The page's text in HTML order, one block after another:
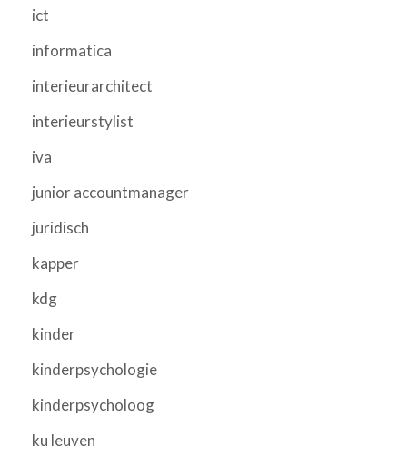
ict
informatica
interieurarchitect
interieurstylist
iva
junior accountmanager
juridisch
kapper
kdg
kinder
kinderpsychologie
kinderpsycholoog
ku leuven